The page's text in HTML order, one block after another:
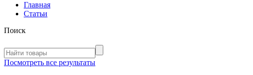
Главная
Статьи
Поиск
Посмотреть все результаты